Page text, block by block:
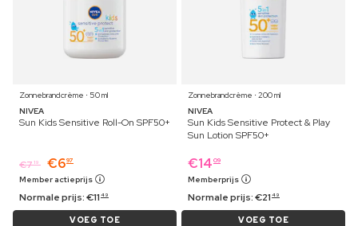
Zonnebrandcrème ⋅ 50 ml
NIVEA
Sun Kids Sensitive Roll-On SPF50+
€719 €697
Member actieprijs
Normale prijs:€11 49
VOEG TOE
Zonnebrandcrème ⋅ 200 ml
NIVEA
Sun Kids Sensitive Protect & Play
Sun Lotion SPF50+
€14 09
Memberprijs
Normale prijs:€21 49
VOEG TOE